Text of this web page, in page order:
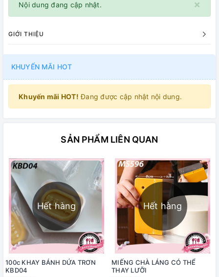
×
Nội dung đang cập nhật.
GIỚI THIỆU
KHUYẾN MÃI HOT
Khuyến mãi HOT! Đang được cập nhật nội dung.
SẢN PHẨM LIÊN QUAN
Hết hàng
100c KHAY BÁNH DỨA TRƠN
KBD04
Hết hàng
MIẾNG CHÀ LÁNG CÓ THỂ
THAY LƯỠI